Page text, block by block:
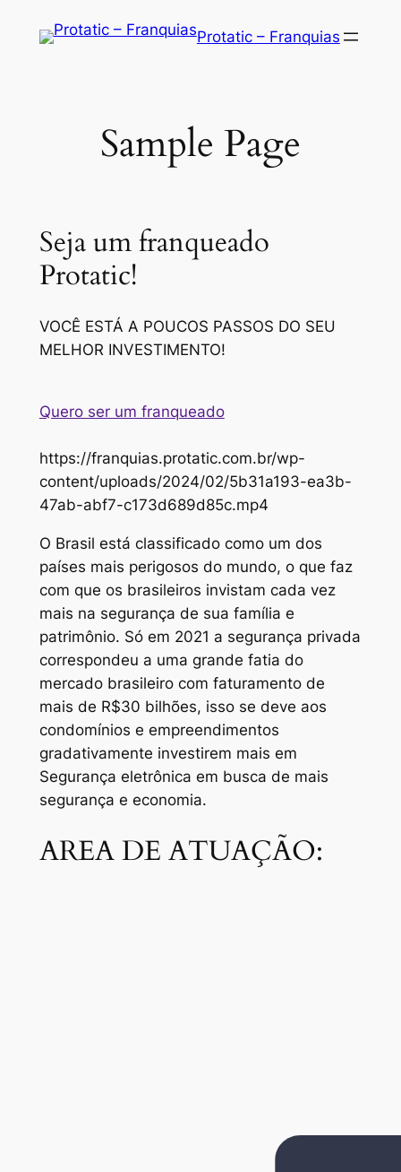
Protatic – Franquias
Sample Page
Seja um franqueado
Protatic!
VOCÊ ESTÁ A POUCOS PASSOS DO SEU
MELHOR INVESTIMENTO!
Quero ser um franqueado
https://franquias.protatic.com.br/wp-
content/uploads/2024/02/5b31a193-ea3b-
47ab-abf7-c173d689d85c.mp4
O Brasil está classificado como um dos
países mais perigosos do mundo, o que faz
com que os brasileiros invistam cada vez
mais na segurança de sua família e
patrimônio. Só em 2021 a segurança privada
correspondeu a uma grande fatia do
mercado brasileiro com faturamento de
mais de R$30 bilhões, isso se deve aos
condomínios e empreendimentos
gradativamente investirem mais em
Segurança eletrônica em busca de mais
segurança e economia.
AREA DE ATUAÇÃO: